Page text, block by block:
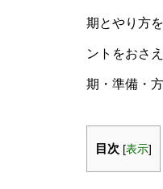
期とやり方
ントをおさ
期・準備・
目次 [表示]